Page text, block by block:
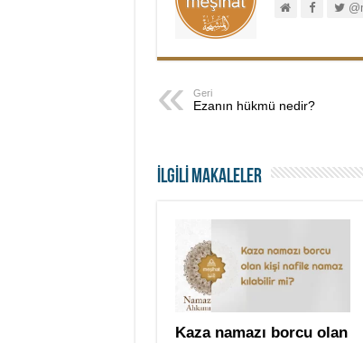
Geri
Ezanın hükmü nedir?
İLGİLİ MAKALELER
Kaza namazı borcu olan